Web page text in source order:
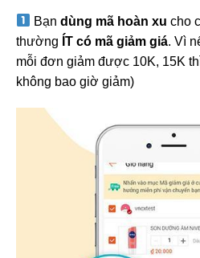
️Bạn dùng mã hoàn xu cho
thường ÍT có mã giảm giá. Vì
mỗi đơn giảm được 10K, 15K
không bao giờ giảm)